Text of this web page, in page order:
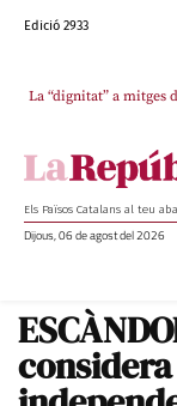
Edició 2933
La “dignitat” a mitges
Junts exigeix
Els Països Catalans al teu
Dijous, 06 de agost del 2026